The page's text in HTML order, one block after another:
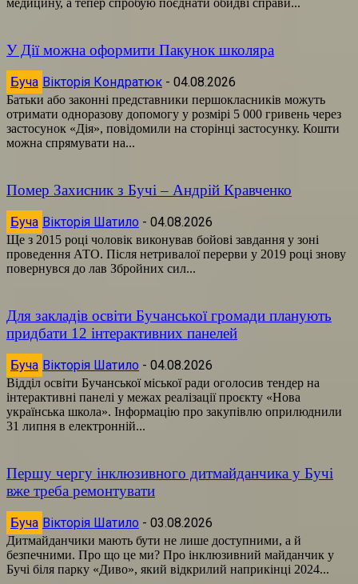
У Дії можна оформити Пакунок школяра
Буча Вікторія Кондратюк - 04.08.2026
Батьки або законні представники першокласників можуть
отримати одноразову допомогу у розмірі 5 000 гривень через
застосунок «Дія», повідомили на сторінці застосунку. Кошти
можна спрямувати на...
Помер Захисник з Бучі – Андрій Кравченко
Буча Вікторія Шатило - 04.08.2026
Ще з 2015 році чоловік виконував бойові завдання у зоні
проведення АТО. Після нетривалої перерви у 2019 році знову
повернувся до лав Збройних сил...
Для закладів освіти Бучанської громади планують
придбати 12 інтерактивних панелей
Буча Вікторія Шатило - 04.08.2026
Відділ освіти Бучанської міської ради оголосив тендер на
інтерактивні панелі у межах реалізації проєкту «Нова
українська школа». Інформацію про закупівлю оприлюднили
31 липня в електронній...
Першу чергу інклюзивного дитмайданчика у Бучі
вже треба ремонтувати
Буча Вікторія Шатило - 03.08.2026
Дитмайданчики мають бути не лише доступними, а й
безпечними. Про що це ми? Про інклюзивний майданчик у
Бучі біля парку «Диво», який відкрилий наприкінці 2024...